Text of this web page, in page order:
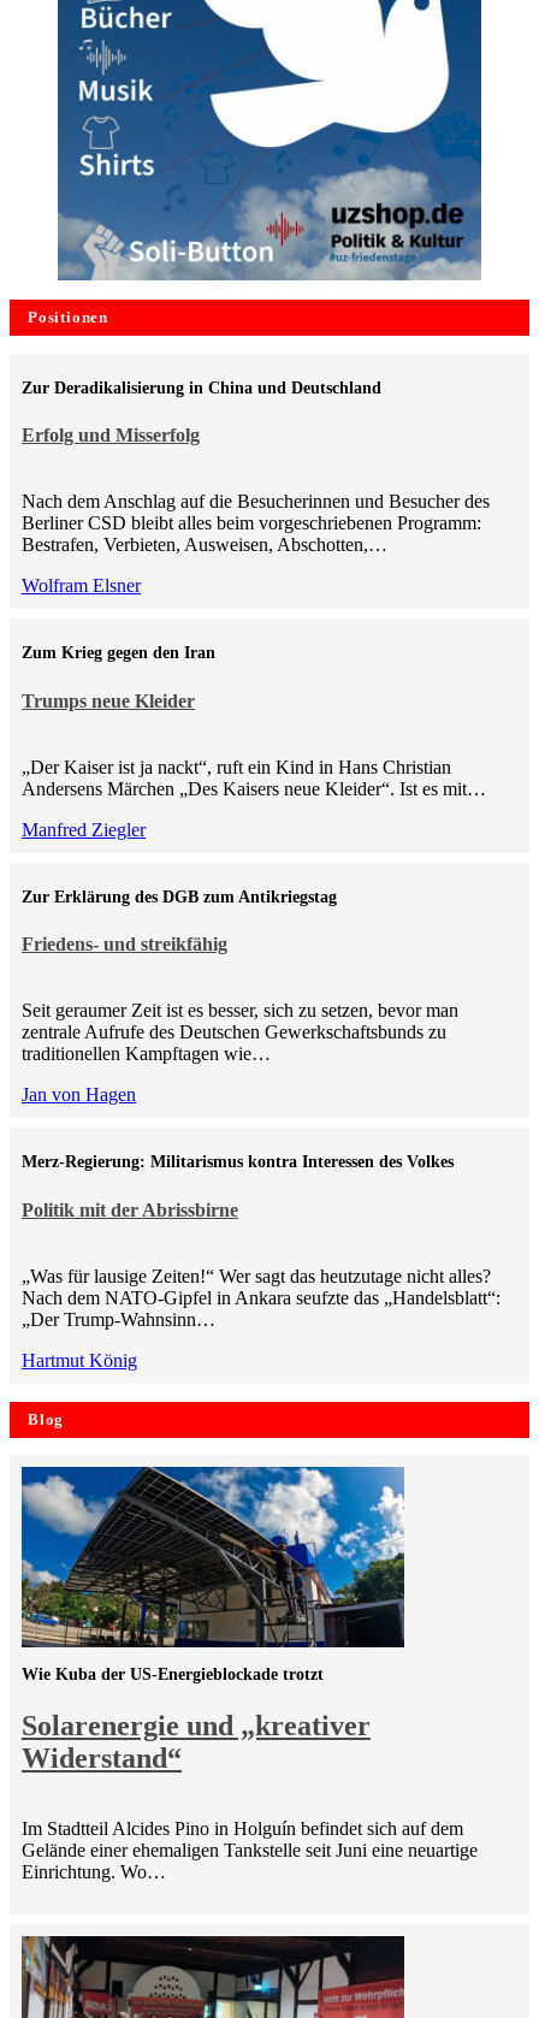
Positionen
Erfolg und Misserfolg
Zur Deradikalisierung in China und Deutschland
Nach dem Anschlag auf die Besucherinnen und Besucher des
Berliner CSD bleibt alles beim vorgeschriebenen Programm:
Bestrafen, Verbieten, Ausweisen, Abschotten,…
Wolfram Elsner
Trumps neue Kleider
Zum Krieg gegen den Iran
„Der Kaiser ist ja nackt“, ruft ein Kind in Hans Christian
Andersens Märchen „Des Kaisers neue Kleider“. Ist es mit…
Manfred Ziegler
Friedens- und streikfähig
Zur Erklärung des DGB zum Antikriegstag
Seit geraumer Zeit ist es besser, sich zu setzen, bevor man
zentrale Aufrufe des Deutschen Gewerkschaftsbunds zu
traditionellen Kampftagen wie…
Jan von Hagen
Politik mit der Abrissbirne
Merz-Regierung: Militarismus kontra Inte­ressen des Volkes
„Was für lausige Zeiten!“ Wer sagt das heutzutage nicht alles?
Nach dem NATO-Gipfel in Ankara seufzte das „Handelsblatt“:
„Der Trump-Wahnsinn…
Hartmut König
Blog
Solarenergie und „kreativer
Widerstand“
Wie Kuba der US-Energieblockade trotzt
Im Stadtteil Alcides Pino in Holguín befindet sich auf dem
Gelände einer ehemaligen Tankstelle seit Juni eine neuartige
Einrichtung. Wo…